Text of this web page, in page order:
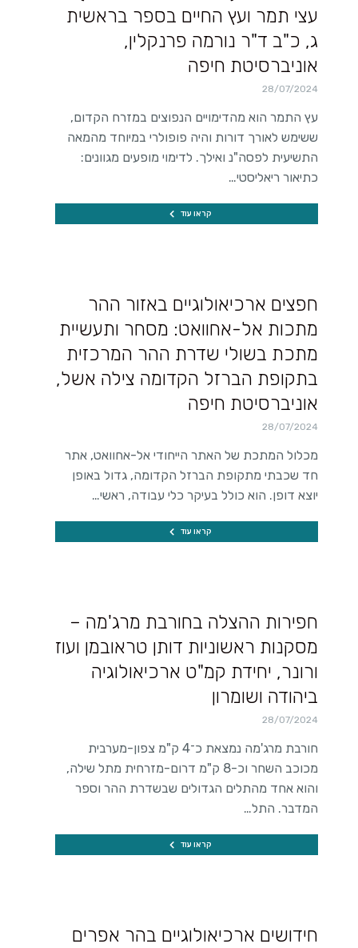
עצי תמר ועץ החיים בספר בראשית
ג, כ"ב ד"ר נורמה פרנקלין,
אוניברסיטת חיפה
28/07/2024
עץ התמר הוא מהדימויים הנפוצים במזרח הקדום,
ששימש לאורך דורות והיה פופולרי במיוחד מהמאה
התשיעית לפסה"נ ואילך. לדימוי מופעים מגוונים:
כתיאור ריאליסטי…
קראו עוד
חפצים ארכיאולוגיים באזור ההר
מתכות אל-אחוואט: מסחר ותעשיית
מתכת בשולי שדרת ההר המרכזית
בתקופת הברזל הקדומה צילה אשל,
אוניברסיטת חיפה
28/07/2024
מכלול המתכת של האתר הייחודי אל-אחוואט, אתר
חד שכבתי מתקופת הברזל הקדומה, גדול באופן
יוצא דופן. הוא כולל בעיקר כלי עבודה, ראשי…
קראו עוד
חפירות ההצלה בחורבת מרג'מה –
מסקנות ראשוניות דותן טראובמן ועוז
ורונר, יחידת קמ"ט ארכיאולוגיה
ביהודה ושומרון
28/07/2024
חורבת מרג'מה נמצאת כ־4 ק"מ צפון-מערבית
מכוכב השחר וכ-8 ק"מ דרום-מזרחית מתל שילה,
והוא אחד מהתלים הגדולים שבשדרת ההר וספר
המדבר. התל…
קראו עוד
חידושים ארכיאולוגיים בהר אפרים